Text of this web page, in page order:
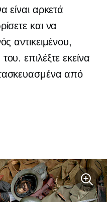
είναι αρκετά
και να
αντικειμένου,
επιλέξτε εκείνα
από